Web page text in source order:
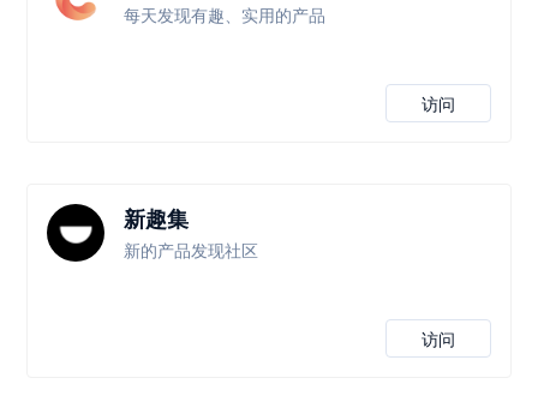
每天发现有趣、实用的产品
访问
新趣集
新的产品发现社区
访问